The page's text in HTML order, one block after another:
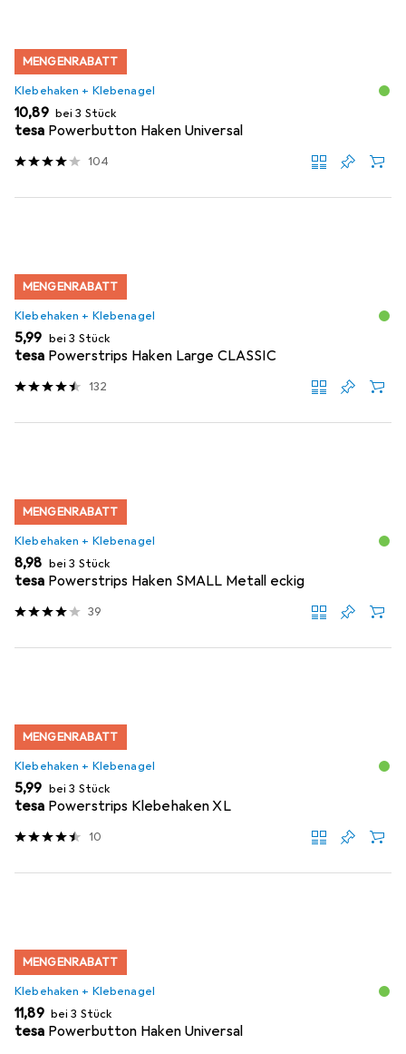
MENGENRABATT
Klebehaken + Klebenagel
EUR
10,89 bei 3 Stück
tesa Powerbutton Haken Universal
104
MENGENRABATT
Klebehaken + Klebenagel
EUR
5,99 bei 3 Stück
tesa Powerstrips Haken Large CLASSIC
132
MENGENRABATT
Klebehaken + Klebenagel
EUR
8,98 bei 3 Stück
tesa Powerstrips Haken SMALL Metall eckig
39
MENGENRABATT
Klebehaken + Klebenagel
EUR
5,99 bei 3 Stück
tesa Powerstrips Klebehaken XL
10
MENGENRABATT
Klebehaken + Klebenagel
EUR
11,89 bei 3 Stück
tesa Powerbutton Haken Universal